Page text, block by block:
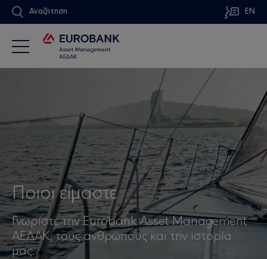
Αναζήτηση EN
Ποιοι είμαστε
Γνωρίστε την Eurobank Asset Management
ΑΕΔΑΚ, τους ανθρώπους και την ιστορία
μας.